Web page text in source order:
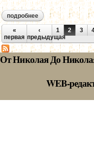
подробнее о муравьев а.н. -
Страницы
«
первая
‹
предыдущая
1 2 3
От Николая До
WEB-